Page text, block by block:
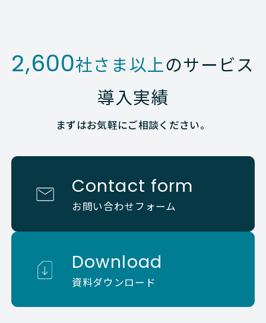
2,600社さま以上のサービス
導入実績
まずはお気軽にご相談ください。
Contact form
お問い合わせフォーム
Download
資料ダウンロード